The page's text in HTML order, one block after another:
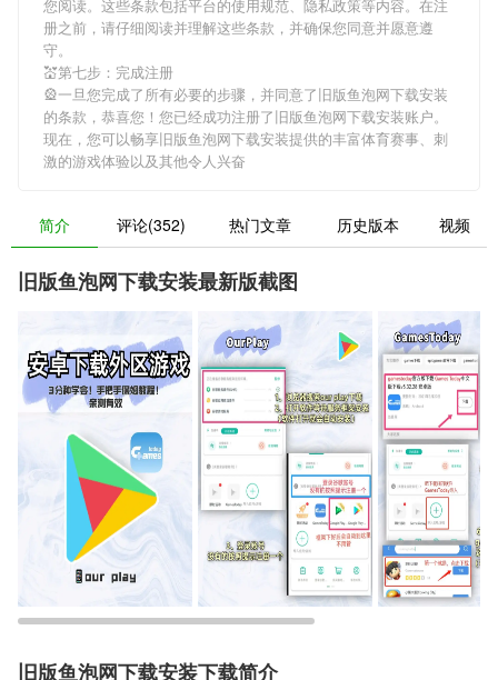
您阅读。这些条款包括平台的使用规范、隐私政策等内容。在注
册之前，请仔细阅读并理解这些条款，并确保您同意并愿意遵
守。
💒第七步：完成注册
🎡一旦您完成了所有必要的步骤，并同意了旧版鱼泡网下载安装
的条款，恭喜您！您已经成功注册了旧版鱼泡网下载安装账户。
现在，您可以畅享旧版鱼泡网下载安装提供的丰富体育赛事、刺
激的游戏体验以及其他令人兴奋
简介 评论(352) 热门文章 历史版本 视频
旧版鱼泡网下载安装最新版截图
旧版鱼泡网下载安装下载简介